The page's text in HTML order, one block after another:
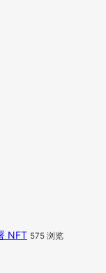
NFT 575 浏览